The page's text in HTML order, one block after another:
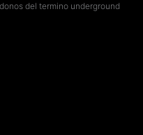
del termino underground